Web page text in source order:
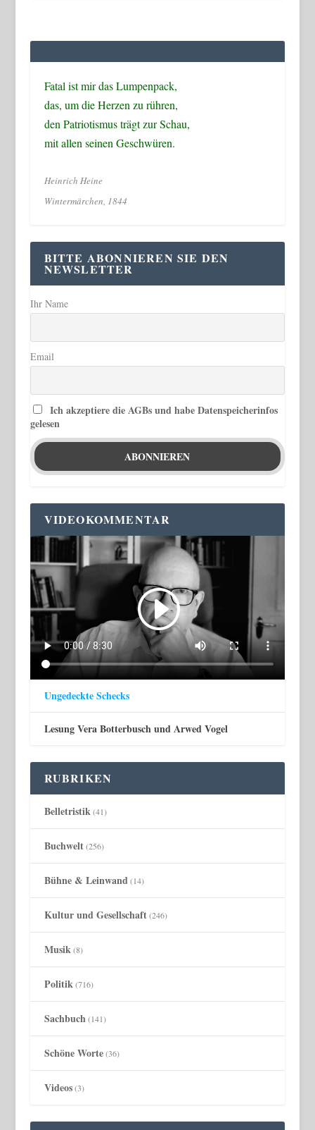
Fatal ist mir das Lumpenpack,
das, um die Herzen zu rühren,
den Patriotismus trägt zur Schau,
mit allen seinen Geschwüren.
Heinrich Heine
Wintermärchen, 1844
BITTE ABONNIEREN SIE DEN
NEWSLETTER
Ihr Name
Email
Ich akzeptiere die AGBs und habe Datenspeicherinfos
gelesen
VIDEOKOMMENTAR
Ungedeckte Schecks
Lesung Vera Botterbusch und Arwed Vogel
RUBRIKEN
Belletristik (41)
Buchwelt(256)
Bühne & Leinwand (14)
Kultur und Gesellschaft(246)
Musik (8)
Politik (716)
Sachbuch (141)
Schöne Worte(36)
Videos(3)